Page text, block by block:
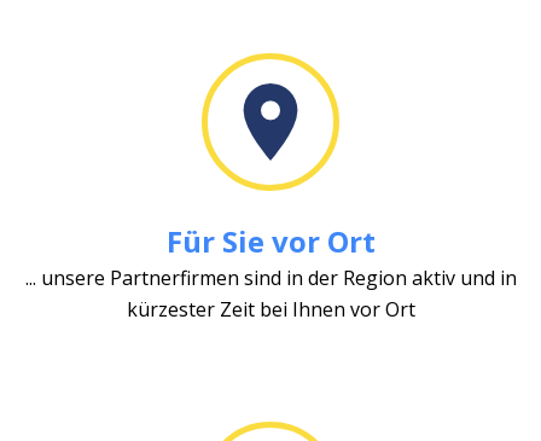
Für Sie vor Ort
... unsere Partnerfirmen sind in der Region aktiv und in
kürzester Zeit bei Ihnen vor Ort